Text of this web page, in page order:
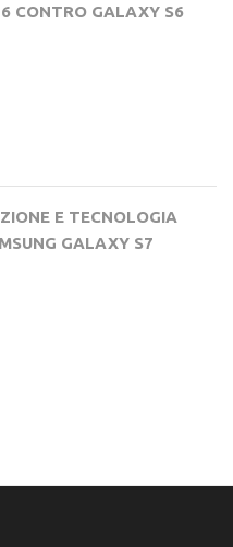
6 CONTRO GALAXY S6
E TECNOLOGIA
GALAXY S7